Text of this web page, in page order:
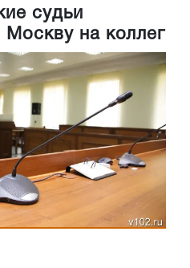
судьи
Москву на коллег